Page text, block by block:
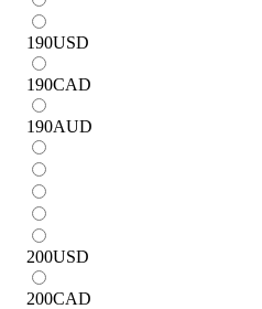
190USD
190CAD
190AUD
200USD
200CAD